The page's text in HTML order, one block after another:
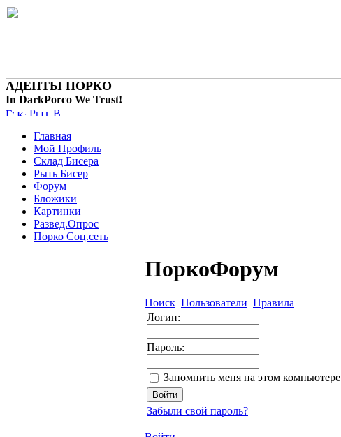
АДЕПТЫ ПОРКО
In DarkPorco We Trust!
Главная
Мой Профиль
Склад Бисера
Рыть Бисер
Форум
Бложики
Картинки
Развед.Опрос
Порко Соц.сеть
ПоркоФорум
Поиск Пользователи Правила
Логин:
Пароль:
Запомнить меня на этом компьютере
Забыли свой пароль?